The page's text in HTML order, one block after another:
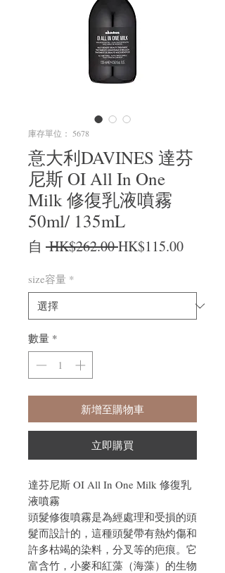
庫存單位： 5678
意大利DAVINES 達芬
尼斯 OI All In One
Milk 修復乳液噴霧
50ml/ 135mL
自 HK$262.00 一般價格
HK$115.00促銷價
size容量 *
數量 *
新增至購物車
立即購買
達芬尼斯 OI All In One Milk 修復乳
液噴霧
頭髮修復噴霧是為經處理和受損的頭
髮而設計的，這種頭髮帶有熱灼傷和
許多枯竭的染料，分叉等的疤痕。它
富含竹，小麥和紅藻（海藻）的生物